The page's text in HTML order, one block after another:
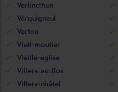
Verlincthun
Verquigneul
Verton
Vieil-moutier
Vieille-eglise
Villers-au-flos
Villers-châtel